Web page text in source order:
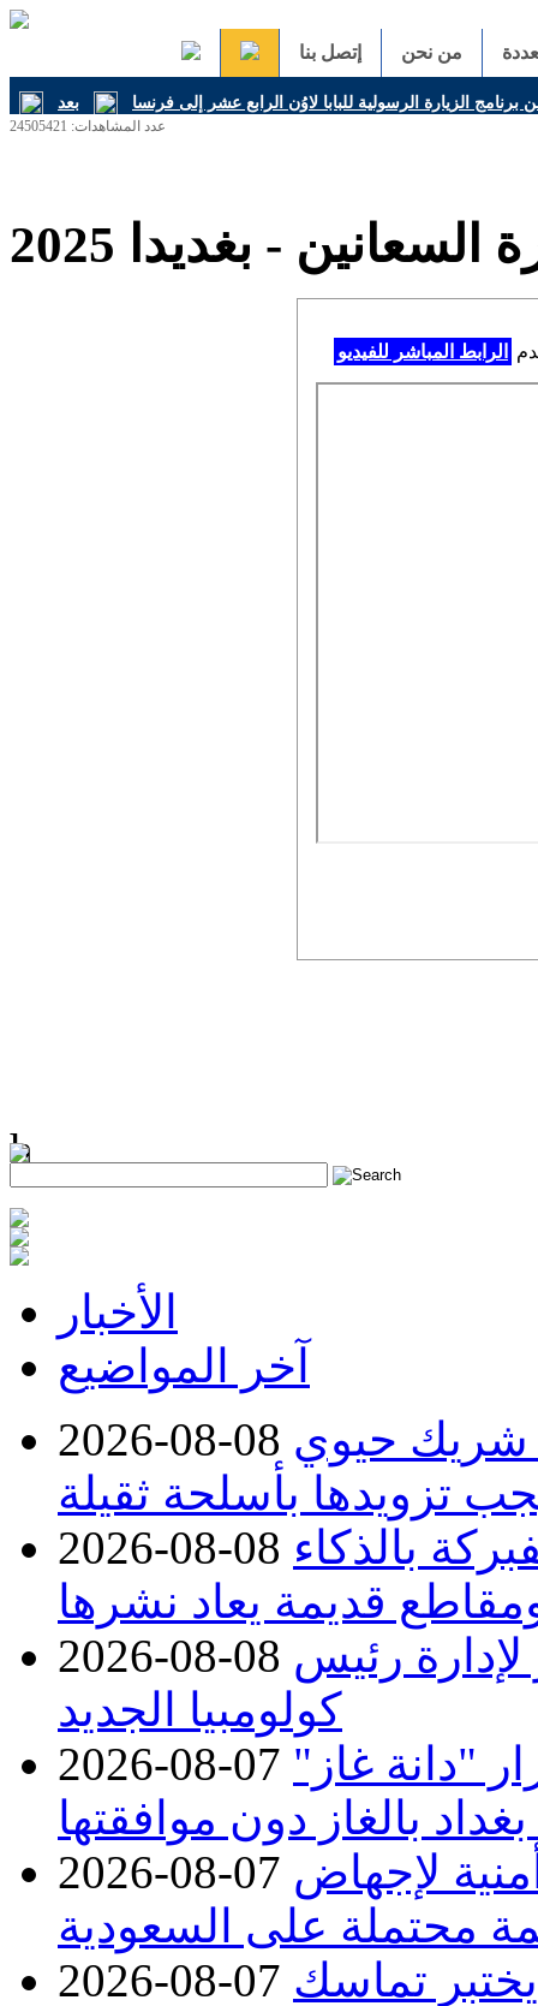
من نحن إتصل بنا
برنامج الزيارة الرسولية للبابا لاوُن الرابع عشر إلى فرنسا
عدد المشاهدات: 24505421
- بغديدا 2025
الرابط المباشر للفيديو
h
الأخبار
آخر المواضيع
2026-08-08 شريك حيوي
تزويدها بأسلحة ثقيلة
2026-08-08 بالذكاء
قديمة يعاد نشرها
2026-08-08 رئيس
كولومبيا الجديد
2026-08-07 "دانة غاز"
بالغاز دون موافقتها
2026-08-07 لإجهاض
محتملة على السعودية
2026-08-07 يختبر تماسك